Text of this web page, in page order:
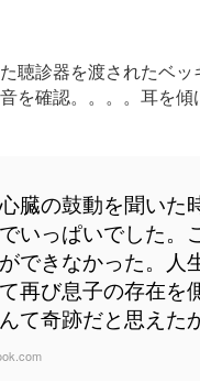
聴診器を渡されたベッ
を確認。。。。耳を
心臓の鼓動を聞いた
いっぱいでした。
できなかった。人
再び息子の存在を
て奇跡だと思えた